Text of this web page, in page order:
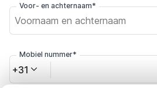
Voor- en achternaam*
Mobiel nummer*
+31